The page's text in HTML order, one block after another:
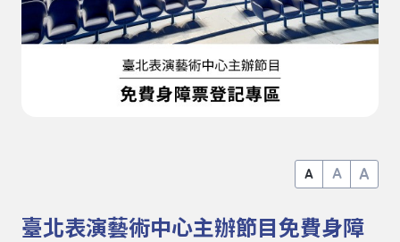
A A A
臺北表演藝術中心主辦節目免費身障